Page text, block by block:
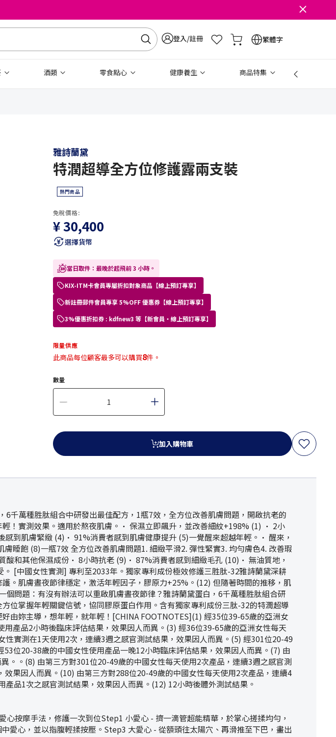
登入/註冊 繁體字
酒類 零食點心 健康養生 商品特集
雅詩蘭黛
特潤超導全方位修護露兩支裝
熱門商品
免稅價格:
¥ 30,400
選擇貨幣
當日取件：最晚於起飛前 3 小時。
KIX-ITM卡會員專屬折扣對象商品【線上預訂專享】
新註冊郵件會員專享 5%OFF 優惠券【線上預訂專享】
3%優惠折扣券 : kdfnew3 等【新會員・線上預訂專享】
限量供應
此商品每位顧客最多可以購買8件。
數量
加入購物車
千萬種胜肽組合中研發出最佳配方，1瓶7效，全方位改善肌膚問題，開啟抗老的
！實測效果。適用於熬夜肌膚。• 保濕立即飆升，並改善細紋+198% (1) • 2小
到肌膚緊緻 (4)• 91%消費者感到肌膚健康提升 (5)一覺醒來超越年輕。• 醒來，
飽 (8)一瓶7效 全方位改善肌膚問題1. 細緻平滑2. 彈性緊實3. 均勻膚色4. 改善瑕
酸和其他保濕成份• 8小時抗老 (9)• 87%消費者感到細緻毛孔 (10)• 無油質地，
[中國女性實測] 專利至2033年。獨家專利成份極效修護三胜肽-32雅詩蘭黛深耕
。肌膚晝夜節律穩定，激活年輕因子，膠原力+25%。(12) 但隨著時間的推移，肌
問題：有沒有辦法可以重啟肌膚晝夜節律？雅詩蘭黛蛋白，6千萬種胜肽組合研
位掌握年輕關鍵信號，協同膠原蛋白作用。含有獨家專利成份三肽-32的特潤超導
由妳主導，想年輕，就年輕！[CHINA FOOTNOTES](1) 經35位39-65歲的亞洲女
產品2小時後臨床評估結果，效果因人而異。(3) 經36位39-65歲的亞洲女性每天
實測在1天使用2次，連續3週之感官測試結果，效果因人而異。(5) 經301位20-49
位20-38歲的中國女性使用產品一晚12小時臨床評估結果，效果因人而異。(7) 由
。。(8) 由第三方對301位20-49歲的中國女性每天使用2次產品，連續3週之感官測
果因人而異。(10) 由第三方對288位20-49歲的中國女性每天使用2次產品，連續4
品1次之感官測試結果，效果因人而異。(12) 12小時後體外測試結果。
按摩手法，修護一次到位Step1 小愛心 - 擠一滴管超能精華，於掌心搓揉均勻，
愛心，並以指腹輕揉按壓。Step3 大愛心 - 從額頭往太陽穴、再滑推至下巴，畫出